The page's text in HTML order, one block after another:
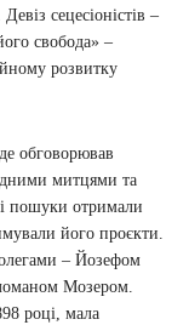
сецесіоністів –
свобода» –
розвитку
обговорював
митцями та
пошуки отримали
його проєкти.
– Йозефом
Мозером.
році, мала